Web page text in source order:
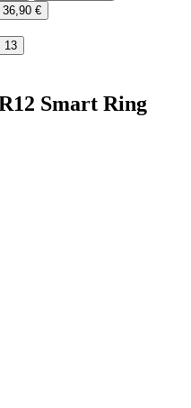
36,90 €
13
Smart Ring